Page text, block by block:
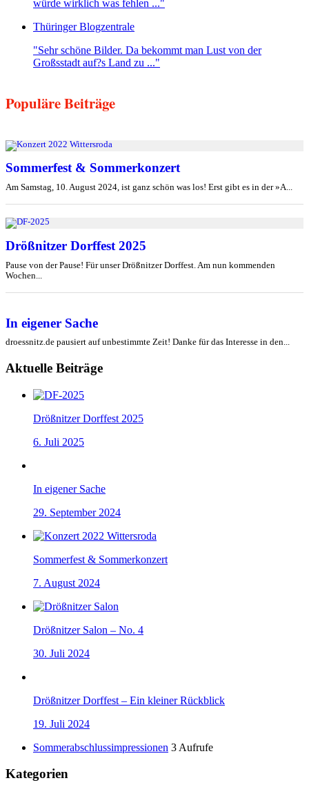
würde wirklich was fehlen ..."
Thüringer Blogzentrale
"Sehr schöne Bilder. Da bekommt man Lust von der
Großsstadt auf?s Land zu ..."
Populäre Beiträge
Sommerfest & Sommerkonzert
Am Samstag, 10. August 2024, ist ganz schön was los! Erst gibt es in der »A...
Drößnitzer Dorffest 2025
Pause von der Pause! Für unser Drößnitzer Dorffest. Am nun kommenden
Wochen...
In eigener Sache
droessnitz.de pausiert auf unbestimmte Zeit! Danke für das Interesse in den...
Aktuelle Beiträge
Drößnitzer Dorffest 2025
6. Juli 2025
In eigener Sache
29. September 2024
Sommerfest & Sommerkonzert
7. August 2024
Drößnitzer Salon – No. 4
30. Juli 2024
Drößnitzer Dorffest – Ein kleiner Rückblick
19. Juli 2024
Sommerabschlussimpressionen 3 Aufrufe
Kategorien